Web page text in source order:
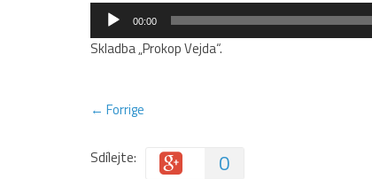
Audio
přehrávač
00:00
Skladba „Prokop Vejda“.
← Forrige
Sdílejte: 0